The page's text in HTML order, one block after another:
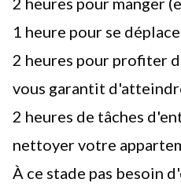
1 heure pour se
2 heures pour profiter
vous garantit
2 heures de tâches
nettoyer votre
À ce stade pas besoin